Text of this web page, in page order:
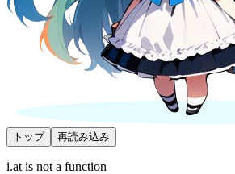
トップ 再読み込み
i.at is not a function